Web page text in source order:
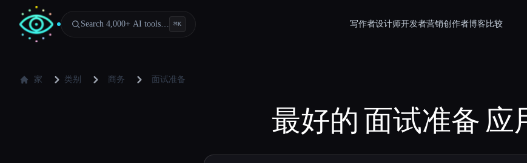
Search 4,000+ AI tools… ⌘K 写作者设计师开发者营销创作者博客 比较
家 类别 商务 面试准备
最好的面试准备应